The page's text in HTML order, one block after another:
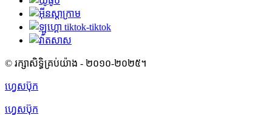
© រក្សាសិទ្ធិគ្រប់យ៉ាង - ២០១០-២០២៥។
ហ្វេសប៊ុក
ហ្វេសប៊ុក